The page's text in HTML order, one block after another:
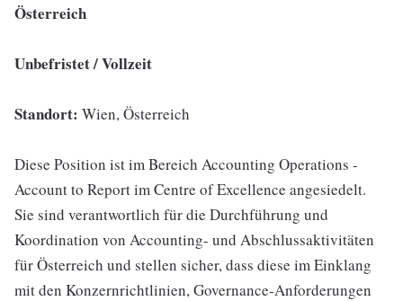
Österreich
Unbefristet / Vollzeit
Standort: Wien, Österreich
Diese Position ist im Bereich Accounting Operations -
Account to Report im Centre of Excellence angesiedelt.
Sie sind verantwortlich für die Durchführung und
Koordination von Accounting- und Abschlussaktivitäten
für Österreich und stellen sicher, dass diese im Einklang
mit den Konzernrichtlinien, Governance-Anforderungen